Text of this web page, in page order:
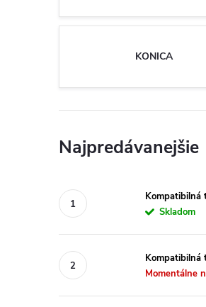
KONICA
Najpredávanejšie
Kompatibilná
Skladom
Kompatibilná
Momentálne